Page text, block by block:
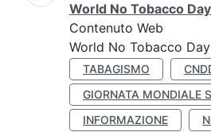
World No Tobacco
Contenuto Web
World No Tobacco
TABAGISMO
GIORNATA MONDIALE
INFORMAZIONE